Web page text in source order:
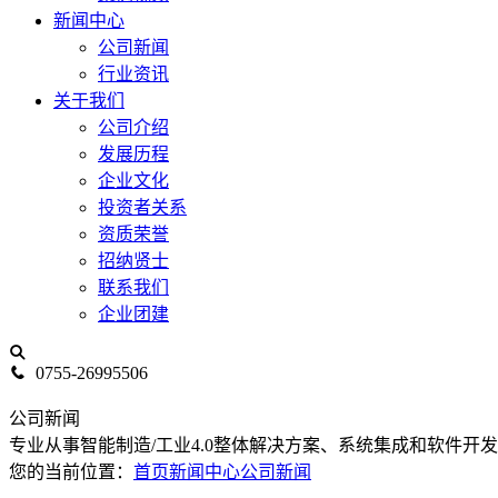
新闻中心
公司新闻
行业资讯
关于我们
公司介绍
发展历程
企业文化
投资者关系
资质荣誉
招纳贤士
联系我们
企业团建
0755-26995506
公司新闻
专业从事智能制造/工业4.0整体解决方案、系统集成和软件开发
您的当前位置： 首页新闻中心公司新闻